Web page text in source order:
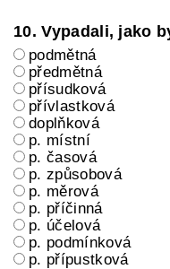
10. Vypadali, jako
podmětná
předmětná
přísudková
přívlastková
doplňková
p. místní
p. časová
p. způsobová
p. měrová
p. příčinná
p. účelová
p. podmínková
p. přípustková